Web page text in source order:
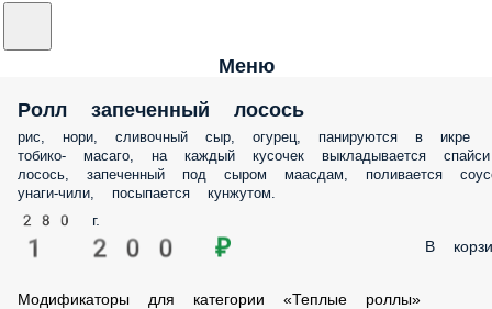
Меню
Ролл запеченный лосось
рис, нори, сливочный сыр, огурец, панируются в икре
тобико- масаго, на каждый кусочек выкладывается спайси
лосось, запеченный под сыром маасдам, поливается
унаги-чили, посыпается кунжутом.
280 г.
1 200 ₽ В
Модификаторы для категории «Теплые роллы»